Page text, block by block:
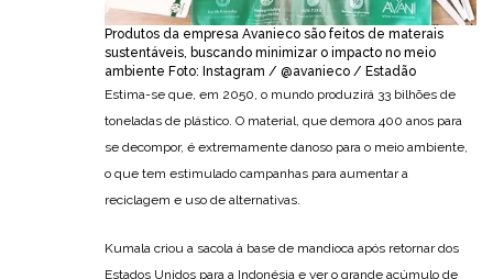
Produtos da empresa Avanieco são feitos de materais
sustentáveis, buscando minimizar o impacto no meio
ambiente Foto: Instagram / @avanieco / Estadão
Estima-se que, em 2050, o mundo produzirá 33 bilhões de
toneladas de plástico. O material, que demora 400 anos para
se decompor, é extremamente danoso para o meio ambiente,
o que tem estimulado campanhas para aumentar a
reciclagem e uso de alternativas.
Kumala criou a sacola à base de mandioca após retornar dos
Estados Unidos para a Indonésia e ver o grande acúmulo de